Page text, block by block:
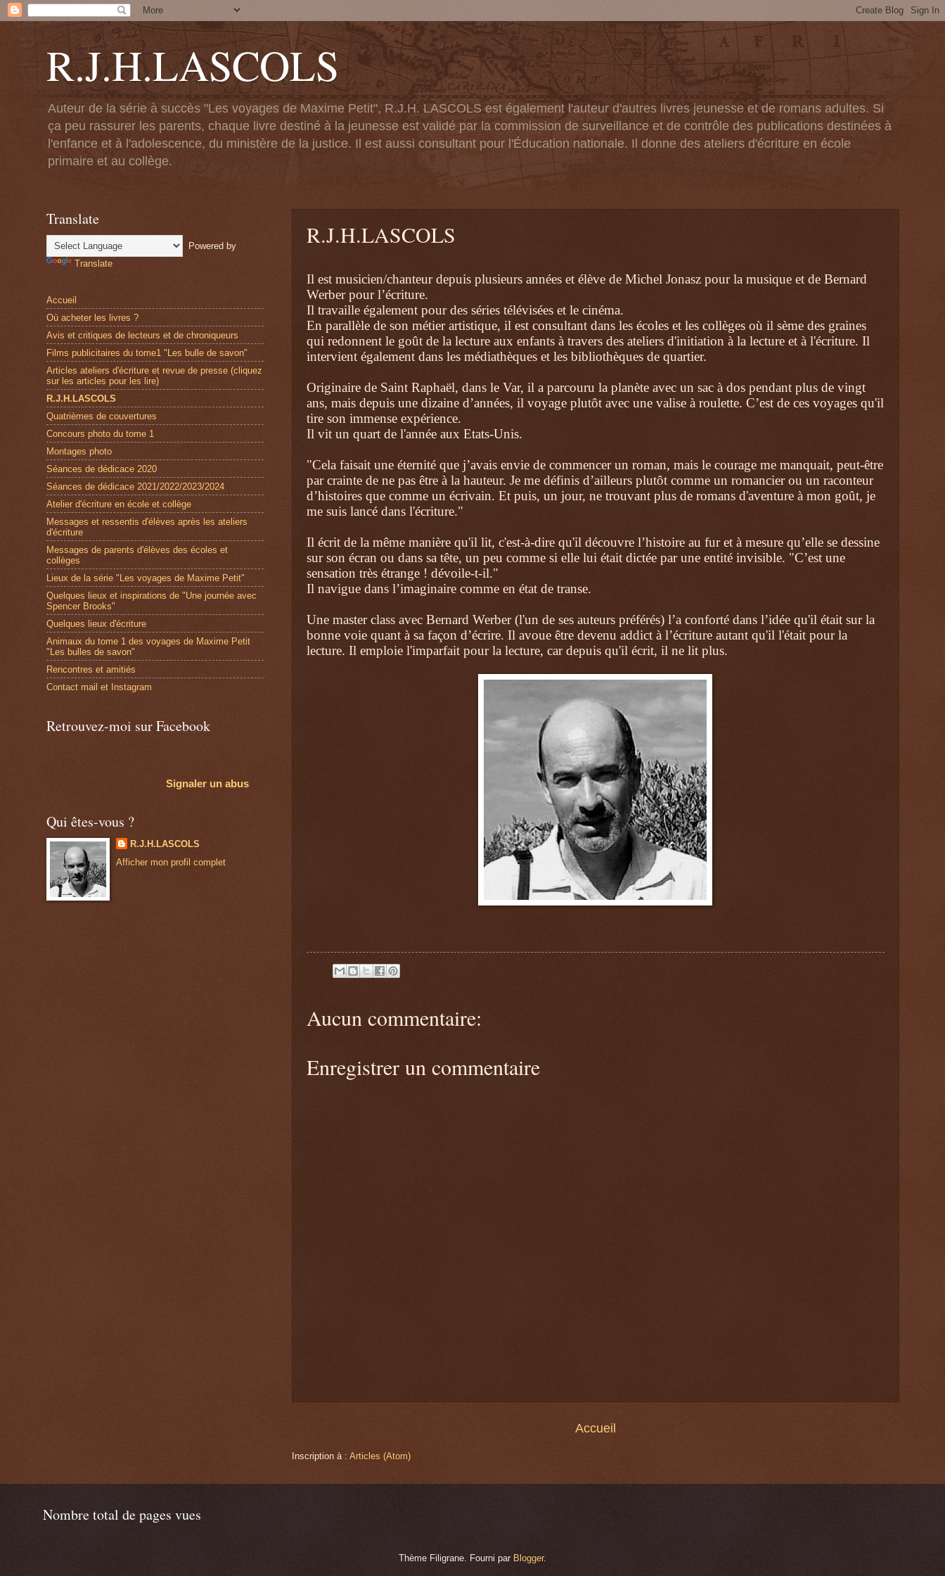
R.J.H.LASCOLS
Auteur de la série à succès "Les voyages de Maxime Petit", R.J.H. LASCOLS est également l'auteur d'autres livres jeunesse et de romans adultes. Si
ça peu rassurer les parents, chaque livre destiné à la jeunesse est validé par la commission de surveillance et de contrôle des publications destinées à
l'enfance et à l'adolescence, du ministère de la justice. Il est aussi consultant pour l'Éducation nationale. Il donne des ateliers d'écriture en école
primaire et au collège.
R.J.H.LASCOLS
Il est musicien/chanteur depuis plusieurs années et élève de Michel Jonasz pour la musique et de Bernard
Werber pour l’écriture.
Il travaille également pour des séries télévisées et le cinéma.
En parallèle de son métier artistique, il est consultant dans les écoles et les collèges où il sème des graines
qui redonnent le goût de la lecture aux enfants à travers des ateliers d'initiation à la lecture et à l'écriture. Il
intervient également dans les médiathèques et les bibliothèques de quartier.
Originaire de Saint Raphaël, dans le Var, il a parcouru la planète avec un sac à dos pendant plus de vingt
ans, mais depuis une dizaine d’années, il voyage plutôt avec une valise à roulette. C’est de ces voyages qu'il
tire son immense expérience.
Il vit un quart de l'année aux Etats-Unis.
"Cela faisait une éternité que j’avais envie de commencer un roman, mais le courage me manquait, peut-être
par crainte de ne pas être à la hauteur. Je me définis d’ailleurs plutôt comme un romancier ou un raconteur
d’histoires que comme un écrivain. Et puis, un jour, ne trouvant plus de romans d'aventure à mon goût, je
me suis lancé dans l'écriture."
Il écrit de la même manière qu'il lit, c'est-à-dire qu'il découvre l’histoire au fur et à mesure qu’elle se dessine
sur son écran ou dans sa tête, un peu comme si elle lui était dictée par une entité invisible. "C’est une
sensation très étrange ! dévoile-t-il."
Il navigue dans l’imaginaire comme en état de transe.
Une master class avec Bernard Werber (l'un de ses auteurs préférés) l’a conforté dans l’idée qu'il était sur la
bonne voie quant à sa façon d’écrire. Il avoue être devenu addict à l’écriture autant qu'il l'était pour la
lecture. Il emploie l'imparfait pour la lecture, car depuis qu'il écrit, il ne lit plus.
Aucun commentaire:
Enregistrer un commentaire
Accueil
Inscription à : Articles (Atom)
Translate
Powered by
Translate
Accueil
Où acheter les livres ?
Avis et critiques de lecteurs et de chroniqueurs
Films publicitaires du tome1 "Les bulle de savon"
Articles ateliers d'écriture et revue de presse (cliquez
sur les articles pour les lire)
R.J.H.LASCOLS
Quatrièmes de couvertures
Concours photo du tome 1
Montages photo
Séances de dédicace 2020
Séances de dédicace 2021/2022/2023/2024
Atelier d'écriture en école et collège
Messages et ressentis d'élèves après les ateliers
d'écriture
Messages de parents d'élèves des écoles et
collèges
Lieux de la série "Les voyages de Maxime Petit"
Quelques lieux et inspirations de "Une journée avec
Spencer Brooks"
Quelques lieux d'écriture
Animaux du tome 1 des voyages de Maxime Petit
"Les bulles de savon"
Rencontres et amitiés
Contact mail et Instagram
Retrouvez-moi sur Facebook
Signaler un abus
Qui êtes-vous ?
R.J.H.LASCOLS
Afficher mon profil complet
Nombre total de pages vues
Thème Filigrane. Fourni par Blogger.